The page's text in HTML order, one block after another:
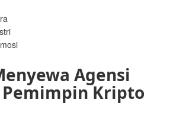
Agensi
Kripto